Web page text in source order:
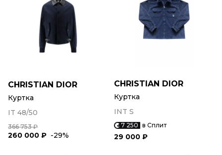
CHRISTIAN DIOR
Куртка
IT 48/50
366 753 ₽
260 000 ₽ -29%
CHRISTIAN DIOR
Куртка
INT S
7 250 в Сплит
29 000 ₽